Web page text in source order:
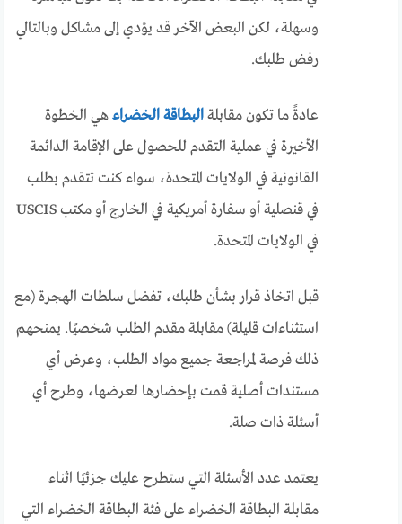
وسهلة، لكن البعض الآخر قد يؤدي إلى مشاكل وبالتالي
رفض طلبك.
عادةً ما تكون مقابلةالبطاقة الخضراءهي الخطوة
الأخيرة في عملية التقدم للحصول على الإقامة الدائمة
القانونية في الولايات المتحدة، سواء كنت تتقدم بطلب
في قنصلية أو سفارة أمريكية في الخارج أو مكتب USCIS
في الولايات المتحدة.
قبل اتخاذ قرار بشأن طلبك، تفضل سلطات الهجرة (مع
استثناءات قليلة) مقابلة مقدم الطلب شخصيًا. يمنحهم
ذلك فرصة لمراجعة جميع مواد الطلب، وعرض أي
مستندات أصلية قمت بإحضارها لعرضها، وطرح أي
أسئلة ذات صلة.
يعتمد عدد الأسئلة التي ستطرح عليك جزئيًا اثناء
مقابلة البطاقة الخضراء على فئة البطاقة الخضراء التي